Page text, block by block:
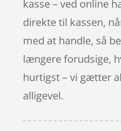
kasse – ved online
direkte til kassen,
med at handle, så
længere forudsige,
hurtigst – vi gætter
alligevel.